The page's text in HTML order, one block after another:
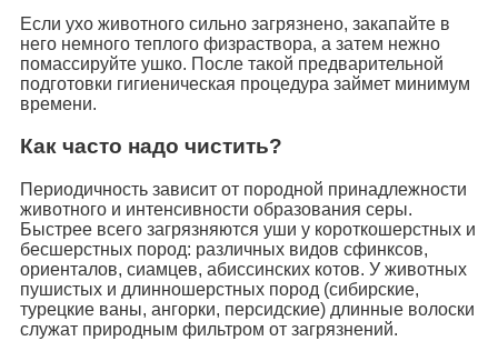
Если ухо животного сильно загрязнено, закапайте в
него немного теплого физраствора, а затем нежно
помассируйте ушко. После такой предварительной
подготовки гигиеническая процедура займет минимум
времени.
Как часто надо чистить?
Периодичность зависит от породной принадлежности
животного и интенсивности образования серы.
Быстрее всего загрязняются уши у короткошерстных и
бесшерстных пород: различных видов сфинксов,
ориенталов, сиамцев, абиссинских котов. У животных
пушистых и длинношерстных пород (сибирские,
турецкие ваны, ангорки, персидские) длинные волоски
служат природным фильтром от загрязнений.